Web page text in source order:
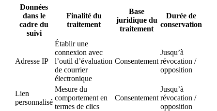
Données
dans le
cadre du
suivi
Finalité du
traitement
Base
juridique du
traitement
Durée de
conservation
Adresse IP
Établir une
connexion avec
l’outil d’évaluation
de courrier
électronique
Consentement
Jusqu’à
révocation /
opposition
Lien
personnalisé
Mesure du
comportement en
termes de clics
Consentement
Jusqu’à
révocation /
opposition